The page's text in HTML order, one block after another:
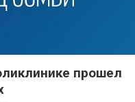
прошел